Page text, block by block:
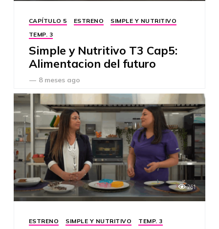
CAPÍTULO 5 ESTRENO
SIMPLE Y NUTRITIVO
TEMP. 3
Simple y Nutritivo T3 Cap5:
Alimentacion del futuro
— 8 meses ago
261
ESTRENO SIMPLE Y NUTRITIVO TEMP. 3